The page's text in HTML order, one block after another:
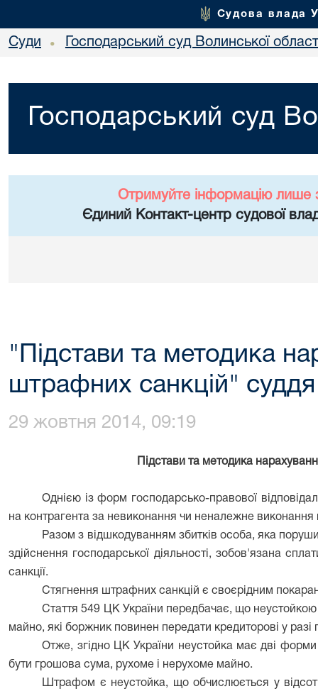
Судова влада
Суди • Господарський суд Волинської
Господарський суд
Отримуйте інформацію лише
Єдиний Контакт-центр судової
"Підстави та методика
штрафних санкцій"
29 жовтня 2014, 09:19
Підстави та методика
Однією із форм господарсько-правової
на контрагента за невиконання чи неналежне
Разом з відшкодуванням збитків особа, яка
здійснення господарської діяльності, зобов'язана
санкції.
Стягнення штрафних санкцій є своєрідним
Стаття 549 ЦК України передбачає, що
майно, які боржник повинен передати кредиторові у
Отже, згідно ЦК України неустойка має дві
бути грошова сума, рухоме і нерухоме майно.
Штрафом є неустойка, що обчислюється у